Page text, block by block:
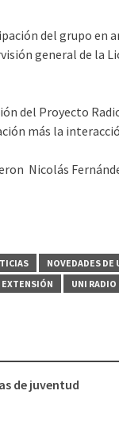
del grupo en
general de la
del Proyecto
más la
Nicolás
NOVEDADES DE
EXTENSIÓN UNI RADIO
de juventud